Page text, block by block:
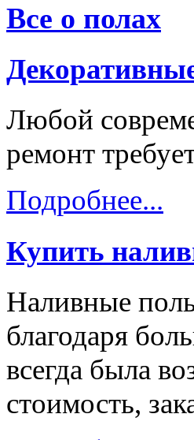
Все о полах
Любой
ремонт
Подробнее...
Купить
Наливные
благодаря
всегда была
стоимость,